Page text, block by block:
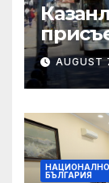
2032 г.
БЪЛГАРИЯ